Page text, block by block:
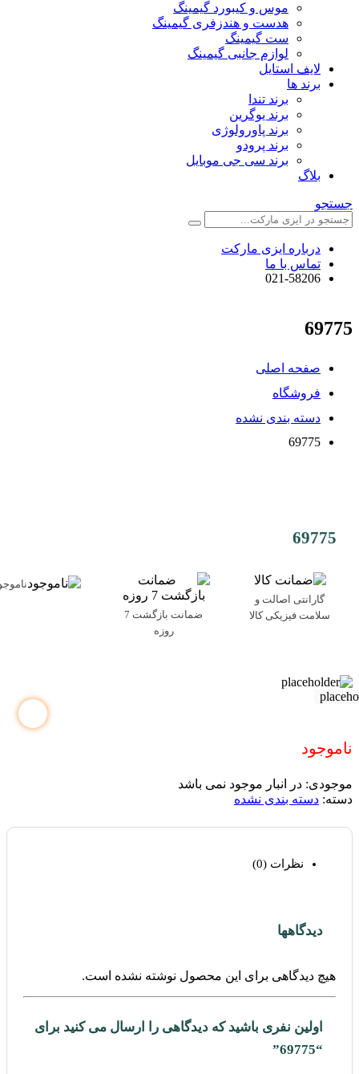
موس و کیبورد گیمینگ
هدست و هندزفری گیمینگ
ست گیمینگ
لوازم جانبی گیمینگ
لایف استایل
برند ها
برند تندا
برند یوگرین
برند پاورولوژی
برند پرودو
برند سی جی موبایل
بلاگ
جستجو
درباره ایزی مارکت
تماس با ما
021-58206
69775
صفحه اصلی
فروشگاه
دسته بندی نشده
69775
69775
گارانتی اصالت و
سلامت فیزیکی کالا
ضمانت بازگشت 7
روزه
ناموجود
موجودی: در انبار موجود نمی باشد
دسته: دسته بندی نشده
نظرات (0)
دیدگاهها
هیچ دیدگاهی برای این محصول نوشته نشده است.
اولین نفری باشید که دیدگاهی را ارسال می کنید برای
“69775”